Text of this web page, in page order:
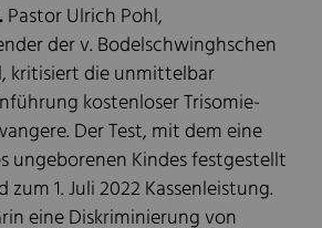
Pastor Ulrich Pohl,
der v. Bodelschwinghschen
kritisiert die unmittelbar
kostenloser Trisomie-
Der Test, mit dem eine
ungeborenen Kindes festgestellt
1. Juli 2022 Kassenleistung.
eine Diskriminierung von